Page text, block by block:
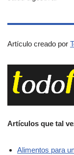
Artículo creado por
Artículos que tal
Alimentos para